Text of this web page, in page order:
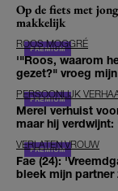
Op de fiets met
makkelijk
ROOS MOGGRÉ
'"Roos, waarom
gezet?" vroeg
PERSOONLIJK
Merel verhuist
maar hij
VERLATEN VROUW
Fae (24):
bleek mijn partner